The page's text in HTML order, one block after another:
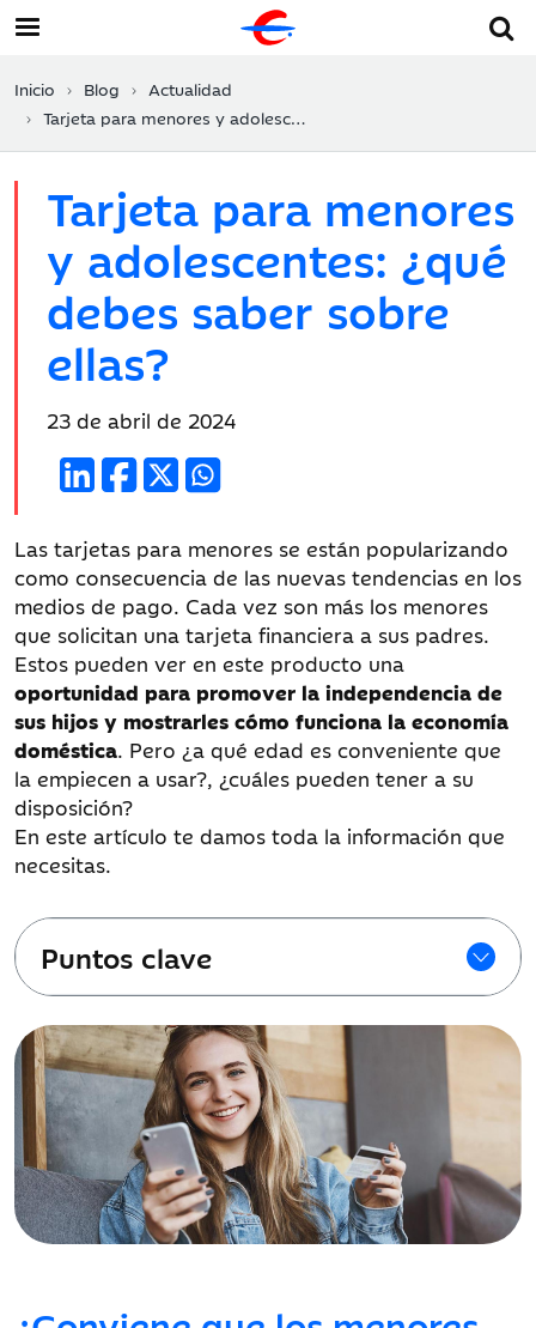
Inicio Blog
Actualidad
Tarjeta para menores y adolescentes: ¿qué debes saber sobre ellas?
Tarjeta para menores
y adolescentes: ¿qué
debes saber sobre
ellas?
Fecha
publicación:
23 de abril de 2024
Las tarjetas para menores se están popularizando
como consecuencia de las nuevas tendencias en los
medios de pago. Cada vez son más los menores
que solicitan una tarjeta financiera a sus padres.
Estos pueden ver en este producto una
oportunidad para promover la independencia de
sus hijos y mostrarles cómo funciona la economía
doméstica. Pero ¿a qué edad es conveniente que
la empiecen a usar?, ¿cuáles pueden tener a su
disposición?
En este artículo te damos toda la información que
necesitas.
Puntos clave